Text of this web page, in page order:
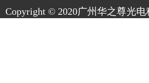
Copyright © 2020广州华之尊光